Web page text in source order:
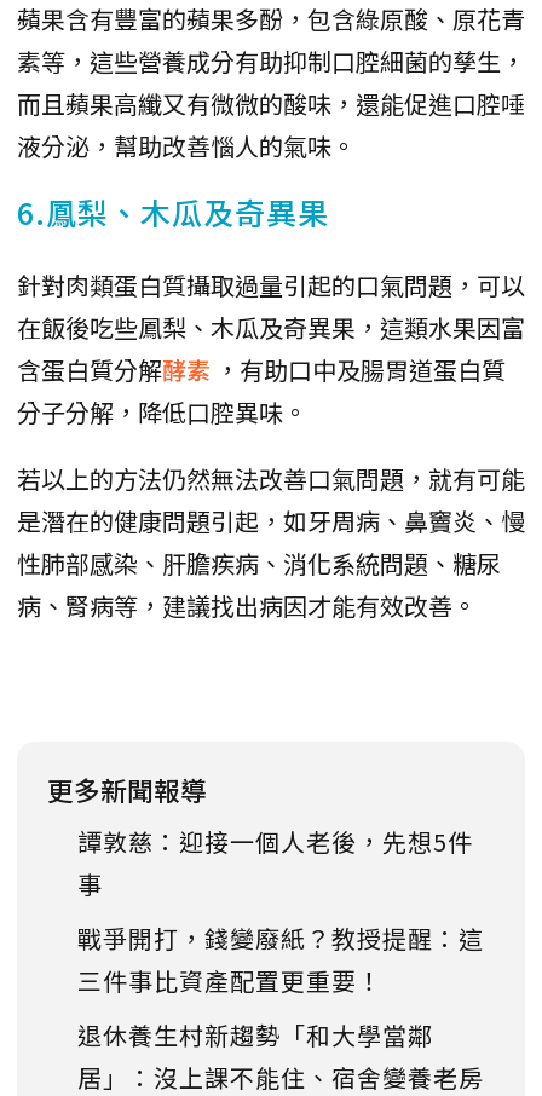
蘋果含有豐富的蘋果多酚，包含綠原酸、原花青
素等，這些營養成分有助抑制口腔細菌的孳生，
而且蘋果高纖又有微微的酸味，還能促進口腔唾
液分泌，幫助改善惱人的氣味。
6.鳳梨、木瓜及奇異果
針對肉類蛋白質攝取過量引起的口氣問題，可以
在飯後吃些鳳梨、木瓜及奇異果，這類水果因富
含蛋白質分解酵素 ，有助口中及腸胃道蛋白質
分子分解，降低口腔異味。
若以上的方法仍然無法改善口氣問題，就有可能
是潛在的健康問題引起，如牙周病、鼻竇炎、慢
性肺部感染、肝膽疾病、消化系統問題、糖尿
病、腎病等，建議找出病因才能有效改善。
更多新聞報導
譚敦慈：迎接一個人老後，先想5件
事
戰爭開打，錢變廢紙？教授提醒：這
三件事比資產配置更重要！
退休養生村新趨勢「和大學當鄰
居」：沒上課不能住、宿舍變養老房